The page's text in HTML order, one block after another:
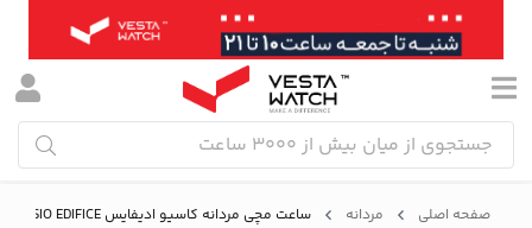
صفحه اصلی مردانه ساعت مچی مردانه کاسیو ادیفایس CASIO EDIFICE مدل ECB-40MP-1ADF